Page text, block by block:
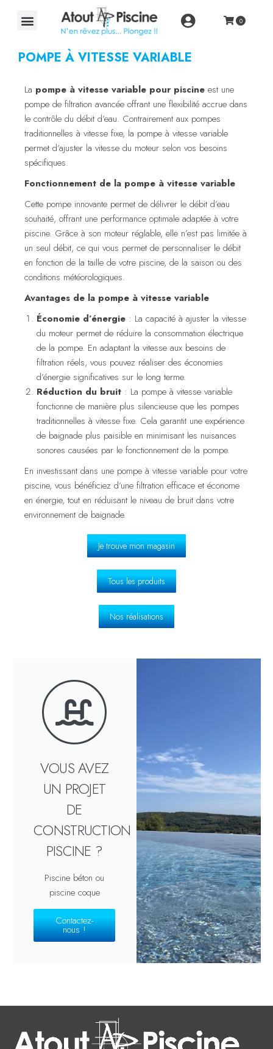
POMPE À VITESSE VARIABLE
La pompe à vitesse variable pour piscine est une
pompe de filtration avancée offrant une flexibilité accrue dans
le contrôle du débit d’eau. Contrairement aux pompes
traditionnelles à vitesse fixe, la pompe à vitesse variable
permet d’ajuster la vitesse du moteur selon vos besoins
spécifiques.
Fonctionnement de la pompe à vitesse variable
Cette pompe innovante permet de délivrer le débit d’eau
souhaité, offrant une performance optimale adaptée à votre
piscine. Grâce à son moteur réglable, elle n’est pas limitée à
un seul débit, ce qui vous permet de personnaliser le débit
en fonction de la taille de votre piscine, de la saison ou des
conditions météorologiques.
Avantages de la pompe à vitesse variable
Économie d’énergie : La capacité à ajuster la vitesse
du moteur permet de réduire la consommation électrique
de la pompe. En adaptant la vitesse aux besoins de
filtration réels, vous pouvez réaliser des économies
d’énergie significatives sur le long terme.
Réduction du bruit : La pompe à vitesse variable
fonctionne de manière plus silencieuse que les pompes
traditionnelles à vitesse fixe. Cela garantit une expérience
de baignade plus paisible en minimisant les nuisances
sonores causées par le fonctionnement de la pompe.
En investissant dans une pompe à vitesse variable pour votre
piscine, vous bénéficiez d’une filtration efficace et économe
en énergie, tout en réduisant le niveau de bruit dans votre
environnement de baignade.
Je trouve mon magasin
Tous les produits
Nos réalisations
VOUS AVEZ
UN PROJET
DE
CONSTRUCTION
PISCINE ?
Piscine béton ou
piscine coque
Contactez-
nous !